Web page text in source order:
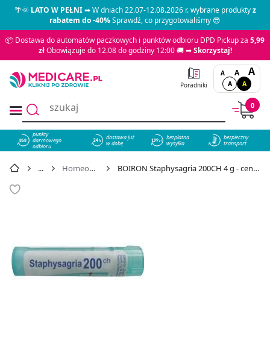
🌴🌞LATO W PEŁNI➡ W dniach 22.07-12.08.2026 r. wybrane produktyz
rabatem do -40%Sprawdź, co przygotowaliśmy 😎
📦 Dostawa do automatów paczkowych i punktów odbioru DPD Pickup za 5,99
złObowiązuje do 12.08 do godziny 12:00 🚚 ➡Skorzystaj!
Poradniki
A A A
A A
0
858
punkty
darmowego
odbioru
dostawa już
w dobę
bezpłatna
wysyłka
bezpieczny
transport
Homeopatia BOIRON Staphysagria 200CH 4 g - cena 23,49 zł